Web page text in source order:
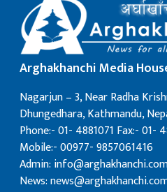
Arghakhanchi Media
Nagarjun – 3, Near Radha
Dhungedhara, Kathmandu,
Phone:- 01- 4881071 Fax:- 01-
Mobile:- 00977- 9857061416
Admin:
News: